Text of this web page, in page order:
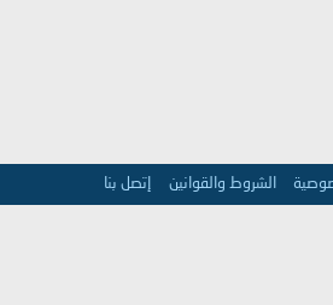
الشروط والقوانين إتصل بنا